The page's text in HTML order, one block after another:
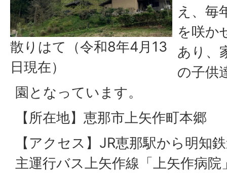
散りはて（令和8年4月13
日現在）
え、毎
を咲か
あり、
の子供
園となっています。
【所在地】恵那市上矢作町本郷
【アクセス】JR恵那駅から明知
主運行バス上矢作線「上矢作病院